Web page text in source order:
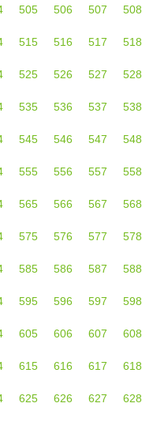
505 506 507 508
515 516 517 518
525 526 527 528
535 536 537 538
545 546 547 548
555 556 557 558
565 566 567 568
575 576 577 578
585 586 587 588
595 596 597 598
605 606 607 608
615 616 617 618
625 626 627 628